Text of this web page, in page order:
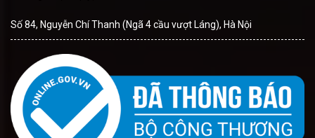
Số 84, Nguyễn Chí Thanh (Ngã 4 cầu vượt Láng), Hà Nội